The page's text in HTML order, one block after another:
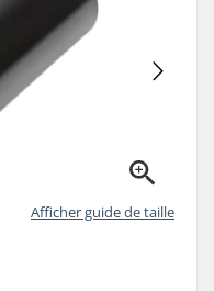
Afficher guide de taille